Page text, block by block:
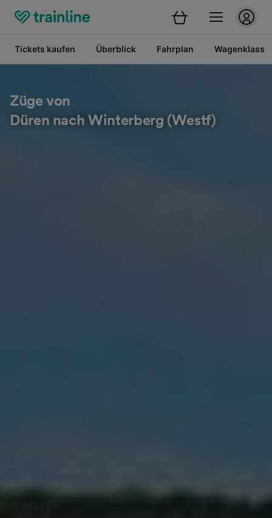
Tickets kaufen Überblick Fahrplan
Züge von
Düren nach Winterberg (Westf)